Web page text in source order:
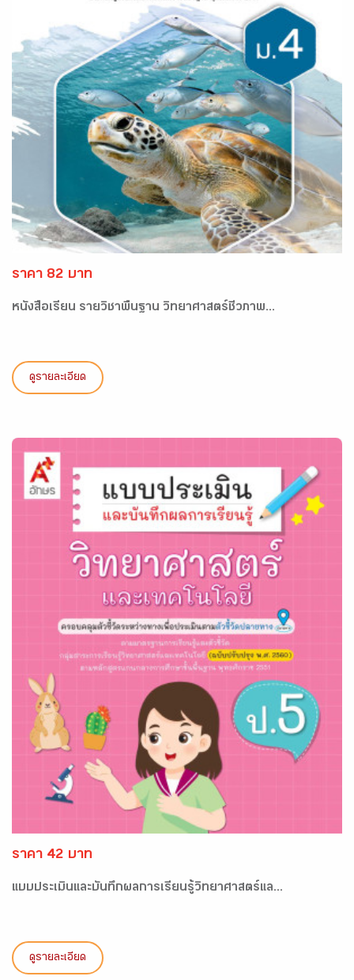
ราคา 82 บาท
หนังสือเรียน รายวิชาพื้นฐาน วิทยาศาสตร์ชีวภาพ...
ดูรายละเอียด
ราคา 42 บาท
แบบประเมินและบันทึกผลการเรียนรู้วิทยาศาสตร์แล...
ดูรายละเอียด